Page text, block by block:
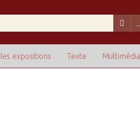
Multimédia
Texte
expositions